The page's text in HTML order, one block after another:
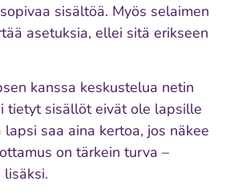
sisältöä. Myös selaimen
asetuksia, ellei sitä erikseen
kanssa keskustelua netin
tietyt sisällöt eivät ole lapsille
saa aina kertoa, jos näkee
on tärkein turva –